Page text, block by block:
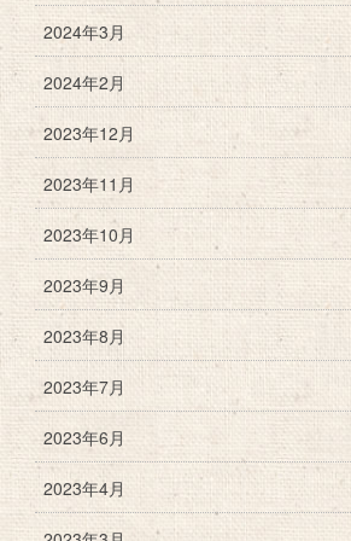
2024年3月
2024年2月
2023年12月
2023年11月
2023年10月
2023年9月
2023年8月
2023年7月
2023年6月
2023年4月